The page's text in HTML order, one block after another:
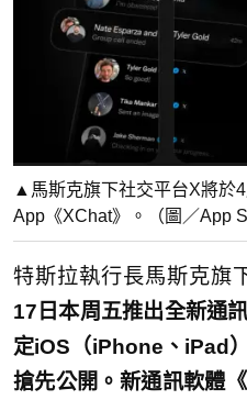
▲馬斯克旗下社交平台X將於
App《XChat》。（圖／App
特斯拉執行長馬斯克旗
17日本周五推出全新通
定iOS（iPhone、iPad
搶先公開。新通訊軟體